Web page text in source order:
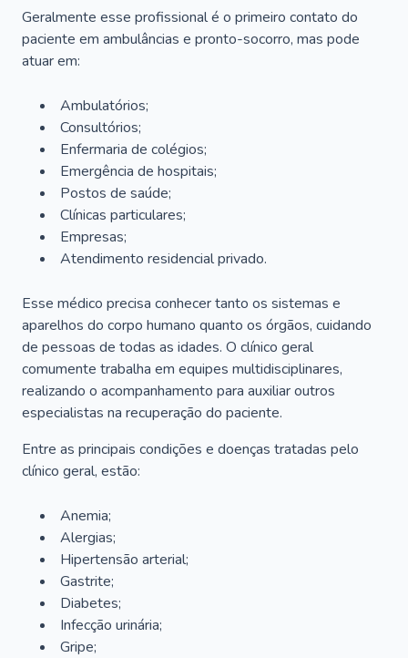
Geralmente esse profissional é o primeiro contato do
paciente em ambulâncias e pronto-socorro, mas pode
atuar em:
Ambulatórios;
Consultórios;
Enfermaria de colégios;
Emergência de hospitais;
Postos de saúde;
Clínicas particulares;
Empresas;
Atendimento residencial privado.
Esse médico precisa conhecer tanto os sistemas e
aparelhos do corpo humano quanto os órgãos, cuidando
de pessoas de todas as idades. O clínico geral
comumente trabalha em equipes multidisciplinares,
realizando o acompanhamento para auxiliar outros
especialistas na recuperação do paciente.
Entre as principais condições e doenças tratadas pelo
clínico geral, estão:
Anemia;
Alergias;
Hipertensão arterial;
Gastrite;
Diabetes;
Infecção urinária;
Gripe;